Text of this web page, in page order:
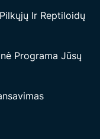
Ir Reptiloidų
Programa Jūsų